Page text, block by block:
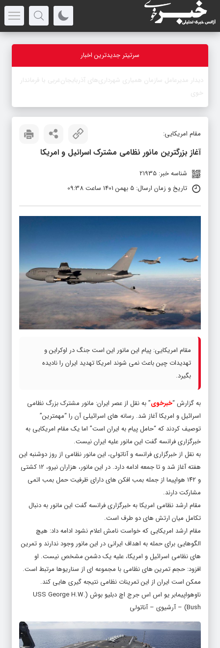
سرتیتر جدیدترین اخبار
آغاز بزرگترین مانور نظامی مشترک اسرائیل و امریکا
شناسه خبر: 21935
تاریخ و زمان ارسال: 5 بهمن 1401 ساعت 09:38
تهدیدات چین باعث نمی شوند امریکا تهدید ایران را نادیده
بگیرد.
به گزارش “
اسرائیل و امریکا آغاز شد. رسانه های اسرائیلی آن را “مهمترین”
توصیف کردند که “حامل پیام به ایران است” اما یک مقام امریکایی به
خبرگزاری فرانسه گفت این مانور علیه ایران نیست.
به نقل از خبرگزاری فرانسه و آناتولی، این مانور نظامی از روز دوشنبه این
هفته آغاز شد و تا جمعه ادامه دارد. در این مانور، هزاران نیرو، ۱۲ کشتی
و ۱۴۲ هواپیما از جمله بمب افکن های دارای ظرفیت حمل بمب اتمی
مشارکت دارند.
مقام ارشد نظامی امریکا به خبرگزاری فرانسه گفت این مانور به دنبال
تکامل میان ارتش های دو طرف است.
مقام ارشد امریکایی که خواست نامش اعلام نشود ادامه داد: هیچ
الگوهایی برای حمله به اهداف ایرانی در این مانور وجود ندارند و تمرین
های نظامی اسرائیل و امریکا، علیه یک دشمن مشخص نیست. او
افزود: حجم تمرین های نظامی با مجموعه ای از سناریوها مرتبط است.
ممکن است ایران از این تمرینات نظامی نتیجه گیری هایی کند.
ناوهواپیمابر یو اس اس جرج اچ دبلیو بوش (USS George H.W.
Bush) – آرشیوی – آناتولی